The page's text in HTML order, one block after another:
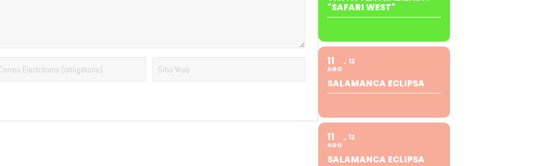
"SAFARI WEST"
11
AGO
12
SALAMANCA ECLIPSA
11
AGO
12
SALAMANCA ECLIPSA